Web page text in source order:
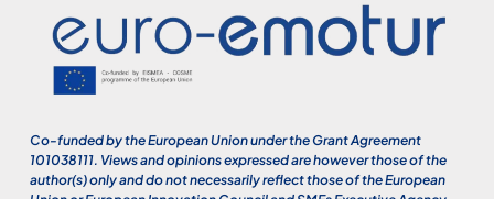
Co-funded by the European Union under the Grant Agreement
101038111. Views and opinions expressed are however those of the
author(s) only and do not necessarily reflect those of the European